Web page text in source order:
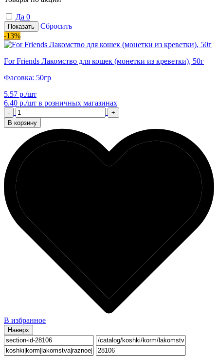
Да 0
Показать
Сбросить
-13%
For Friends Лакомство для кошек (монетки из креветки), 50г
Фасовка: 50гр
5.57 р./шт
6.40 р./шт в розничных магазинах
-
+
В корзину
В избранное
Наверх